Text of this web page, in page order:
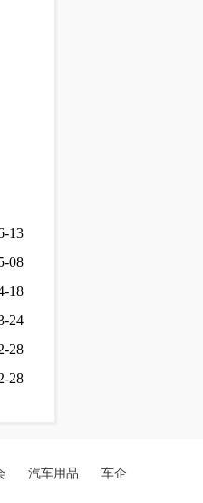
13
08
18
24
28
28
汽车用品 车企